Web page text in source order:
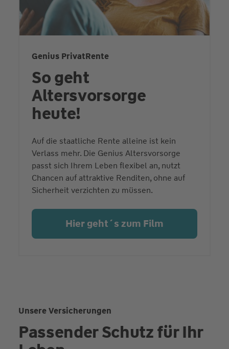
Genius PrivatRente
So geht
Altersvorsorge
heute!
Auf die staatliche Rente alleine ist kein
Verlass mehr. Die Genius Altersvorsorge
passt sich Ihrem Leben flexibel an, nutzt
Chancen auf attraktive Renditen, ohne auf
Sicherheit verzichten zu müssen.
Hier geht´s zum Film
Unsere Versicherungen
Passender Schutz für Ihr